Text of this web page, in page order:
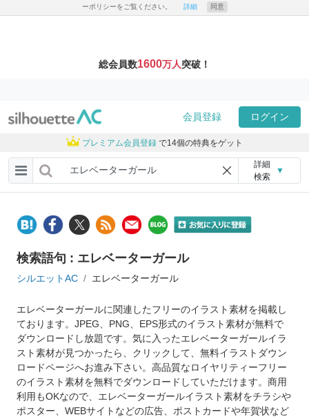
ーポリシーをご覧ください。 詳細 同意
総会員数1600万人突破！
会員登録 ログイン
プレミアム会員登録 で14個の特典をゲット
詳細
検索
▼
検索語句 : エレベーターガール
シルエットAC エレベーターガール
エレベーターガールに関連したフリーのイラスト素材を掲載し
ております。JPEG、PNG、EPS形式のイラスト素材が無料で
ダウンロードし放題です。気に入ったエレベーターガールイラ
スト素材が見つかったら、クリックして、無料イラストダウン
ロードページへお進み下さい。高品質なロイヤリティーフリー
のイラスト素材を無料でダウンロードしていただけます。商用
利用もOKなので、エレベーターガールイラスト素材をチラシや
ポスター、WEBサイトなどの広告、ポストカードや年賀状など